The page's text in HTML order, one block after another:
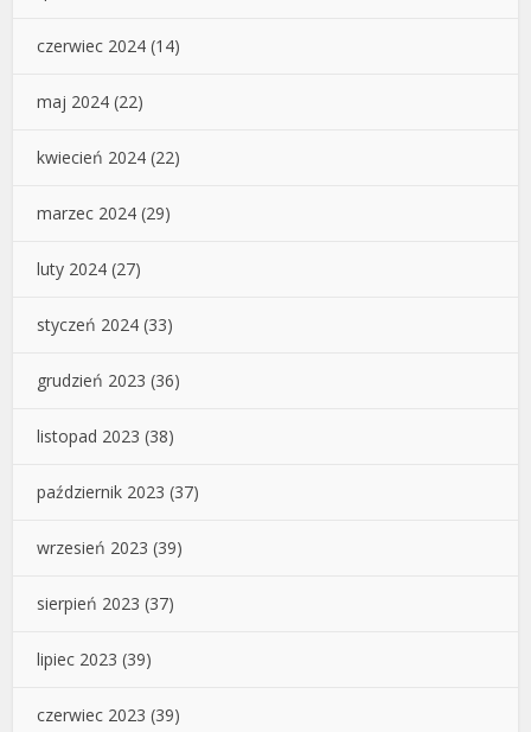
czerwiec 2024 (14)
maj 2024 (22)
kwiecień 2024 (22)
marzec 2024 (29)
luty 2024 (27)
styczeń 2024 (33)
grudzień 2023 (36)
listopad 2023 (38)
październik 2023 (37)
wrzesień 2023 (39)
sierpień 2023 (37)
lipiec 2023 (39)
czerwiec 2023 (39)